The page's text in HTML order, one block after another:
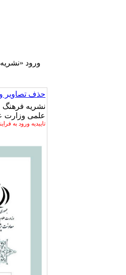
ورود
حذف تصاویر
علمی وزارت
تاییدیه ورود به